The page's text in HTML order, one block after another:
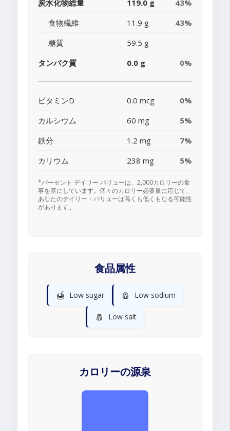
炭水化物総量 119.0 g
43%
食物繊維
11.9 g
43%
糖質
59.5 g
タンパク質
0.0 g 0%
ビタミンD 0.0 mcg
0%
カルシウム
60 mg
5%
鉄分
1.2 mg
7%
カリウム
238 mg 5%
*パーセント デイリー バリューは、2,000カロリーの食
事を基にしています。個々のカロリー必要量に応じて、
あなたのデイリー・バリューは高くも低くもなる可能性
があります。
食品属性
🍯 Low sugar 🧂 Low sodium
🧂 Low salt
カロリーの源泉